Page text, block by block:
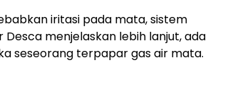
iritasi pada mata, sistem
menjelaskan lebih lanjut, ada
seseorang terpapar gas air mata.